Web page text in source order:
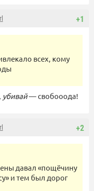
+1
всех, кому
убивай— свобооода!
+2
давал «пощёчину
и тем был дорог